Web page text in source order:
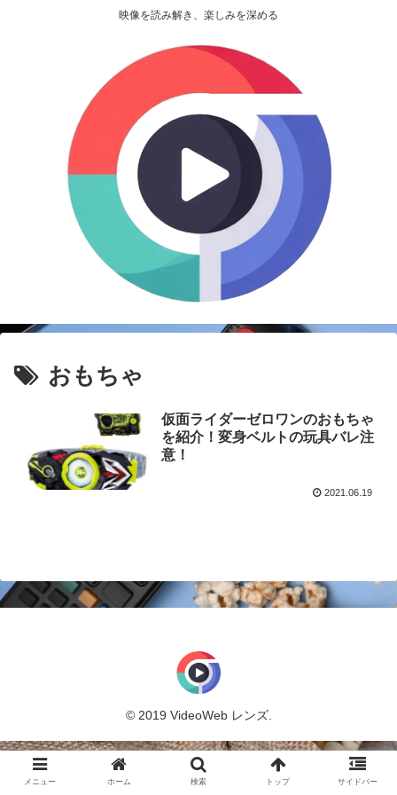
映像を読み解き、楽しみを深める
おもちゃ
仮面ライダーゼロワンのおもちゃ
を紹介！変身ベルトの玩具バレ注
意！
2021.06.19
© 2019 VideoWeb レンズ.
メニュー ホーム 検索 トップ サイドバー